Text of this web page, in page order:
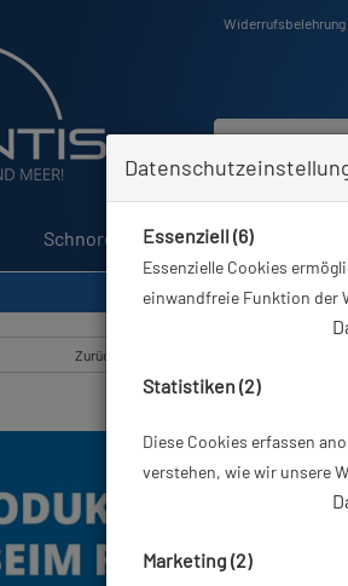
Widerrufsbelehrung
Schnorcheln Schwimmen
Sie sind hier
Zurück
Essenziell (6)
Essenzielle Cookies
einwandfreie Funktion der
Statistiken (2)
Diese Cookies erfassen
verstehen, wie wir unsere
Marketing (2)